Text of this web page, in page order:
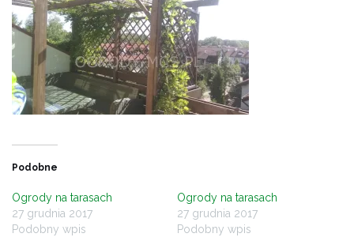
Podobne
Ogrody na tarasach
27 grudnia 2017
Podobny wpis
Ogrody na tarasach
27 grudnia 2017
Podobny wpis